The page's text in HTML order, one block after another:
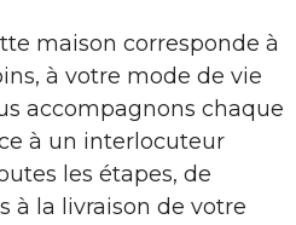
maison corresponde à
à votre mode de vie
accompagnons chaque
à un interlocuteur
les étapes, de
à la livraison de votre